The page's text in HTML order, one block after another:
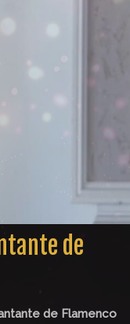
de
de Flamenco